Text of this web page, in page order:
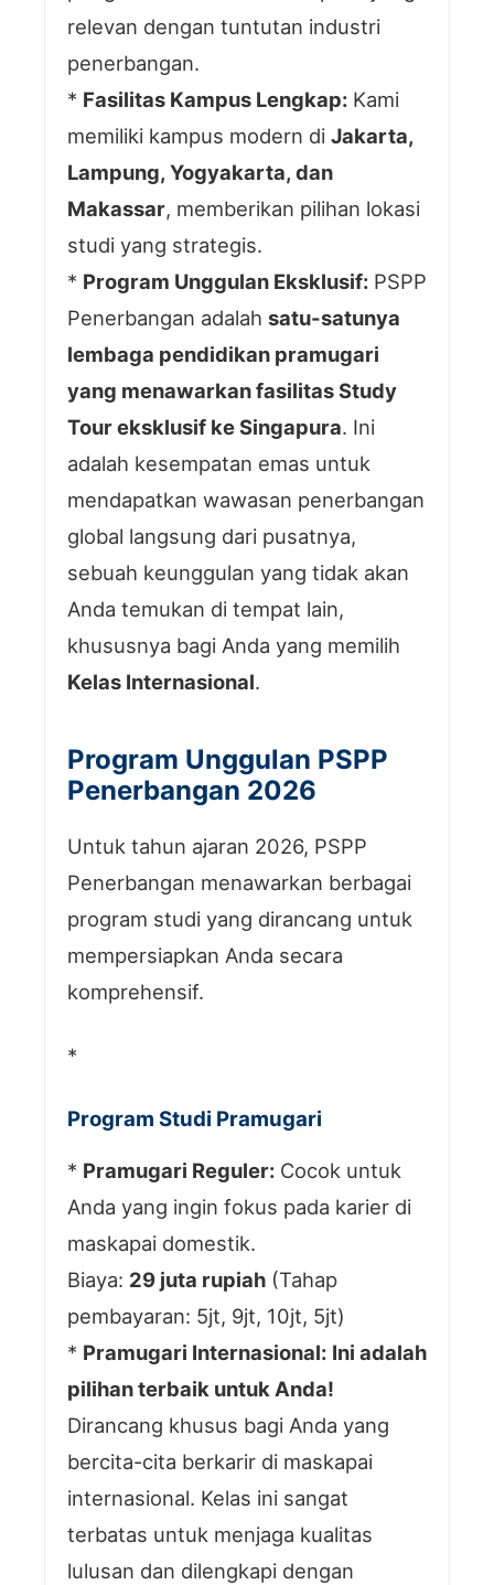
relevan dengan tuntutan industri
penerbangan.
* Fasilitas Kampus Lengkap: Kami
memiliki kampus modern di Jakarta,
Lampung, Yogyakarta, dan
Makassar, memberikan pilihan lokasi
studi yang strategis.
* Program Unggulan Eksklusif: PSPP
Penerbangan adalah satu-satunya
lembaga pendidikan pramugari
yang menawarkan fasilitas Study
Tour eksklusif ke Singapura. Ini
adalah kesempatan emas untuk
mendapatkan wawasan penerbangan
global langsung dari pusatnya,
sebuah keunggulan yang tidak akan
Anda temukan di tempat lain,
khususnya bagi Anda yang memilih
Kelas Internasional.
Program Unggulan PSPP
Penerbangan 2026
Untuk tahun ajaran 2026, PSPP
Penerbangan menawarkan berbagai
program studi yang dirancang untuk
mempersiapkan Anda secara
komprehensif.
*
Program Studi Pramugari
* Pramugari Reguler: Cocok untuk
Anda yang ingin fokus pada karier di
maskapai domestik.
Biaya: 29 juta rupiah (Tahap
pembayaran: 5jt, 9jt, 10jt, 5jt)
* Pramugari Internasional: Ini adalah
pilihan terbaik untuk Anda!
Dirancang khusus bagi Anda yang
bercita-cita berkarir di maskapai
internasional. Kelas ini sangat
terbatas untuk menjaga kualitas
lulusan dan dilengkapi dengan